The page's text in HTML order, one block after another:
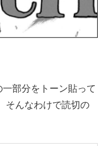
部分をトーン貼って
そんなわけで読切の